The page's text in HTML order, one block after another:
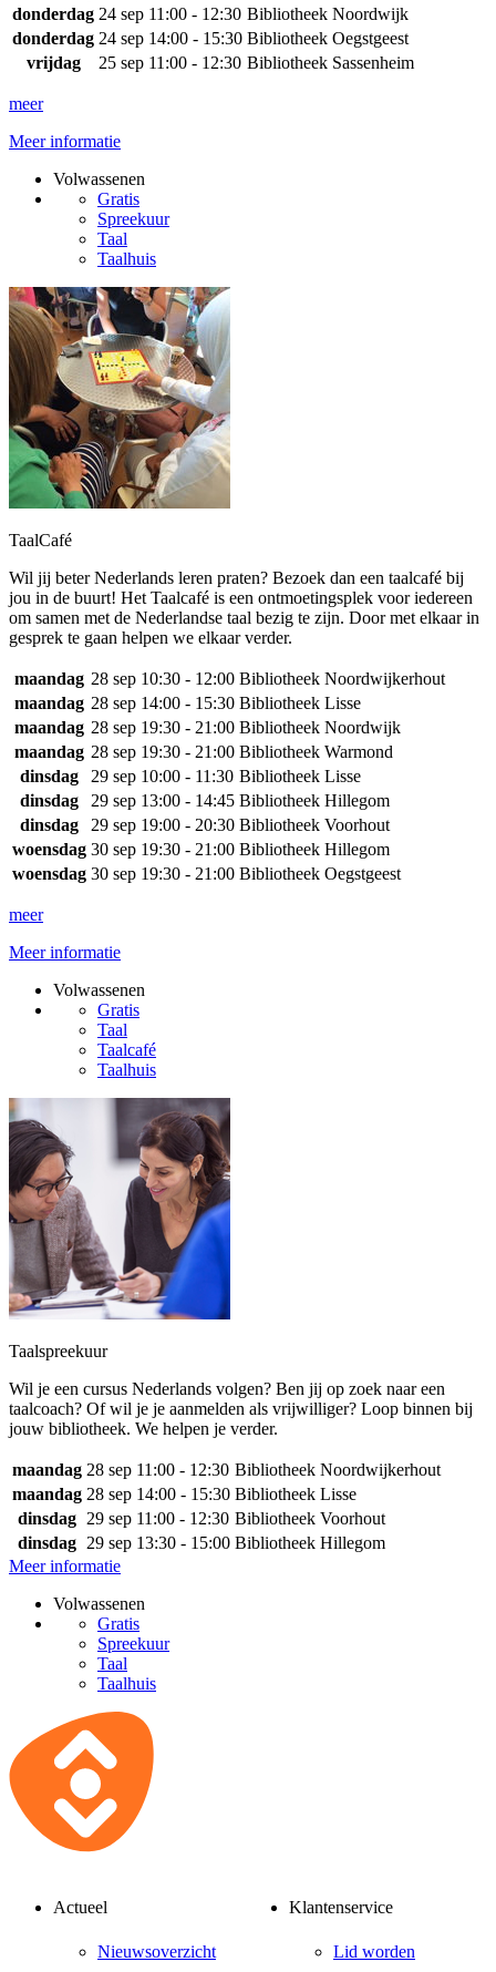
donderdag 24 sep 11:00 - 12:30 Bibliotheek Noordwijk
donderdag 24 sep 14:00 - 15:30 Bibliotheek Oegstgeest
vrijdag
25 sep 11:00 - 12:30 Bibliotheek Sassenheim
meer
Meer informatie
Volwassenen
Gratis
Spreekuur
Taal
Taalhuis
TaalCafé
Wil jij beter Nederlands leren praten? Bezoek dan een taalcafé bij
jou in de buurt! Het Taalcafé is een ontmoetingsplek voor iedereen
om samen met de Nederlandse taal bezig te zijn. Door met elkaar in
gesprek te gaan helpen we elkaar verder.
maandag 28 sep 10:30 - 12:00 Bibliotheek Noordwijkerhout
maandag 28 sep 14:00 - 15:30 Bibliotheek Lisse
maandag 28 sep 19:30 - 21:00 Bibliotheek Noordwijk
maandag 28 sep 19:30 - 21:00 Bibliotheek Warmond
dinsdag
29 sep 10:00 - 11:30 Bibliotheek Lisse
dinsdag
29 sep 13:00 - 14:45 Bibliotheek Hillegom
dinsdag
29 sep 19:00 - 20:30 Bibliotheek Voorhout
woensdag 30 sep 19:30 - 21:00 Bibliotheek Hillegom
woensdag 30 sep 19:30 - 21:00 Bibliotheek Oegstgeest
meer
Meer informatie
Volwassenen
Gratis
Taal
Taalcafé
Taalhuis
Taalspreekuur
Wil je een cursus Nederlands volgen? Ben jij op zoek naar een
taalcoach? Of wil je je aanmelden als vrijwilliger? Loop binnen bij
jouw bibliotheek. We helpen je verder.
maandag 28 sep 11:00 - 12:30 Bibliotheek Noordwijkerhout
maandag 28 sep 14:00 - 15:30 Bibliotheek Lisse
dinsdag 29 sep 11:00 - 12:30 Bibliotheek Voorhout
dinsdag 29 sep 13:30 - 15:00 Bibliotheek Hillegom
Meer informatie
Volwassenen
Gratis
Spreekuur
Taal
Taalhuis
Actueel
Nieuwsoverzicht
Klantenservice
Lid worden